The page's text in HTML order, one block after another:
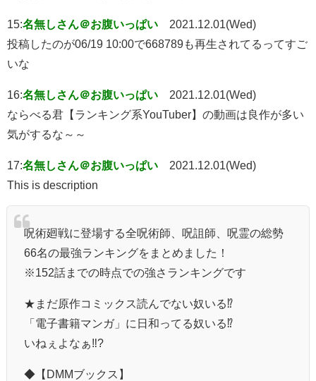
15:名無しさん＠お腹いっぱい
2021.12.01(Wed)
投稿したのが06/19 10:00で668789も再生されてるってすご
いな
16:名無しさん＠お腹いっぱい
2021.12.01(Wed)
ならべる君【ランキング系YouTuber】の動画は良作が多い
気がするな～～
17:名無しさん＠お腹いっぱい
2021.12.01(Wed)
This is description
呪術廻戦に登場する全呪術師、呪詛師、呪霊の総勢
66名の最強ランキングをまとめました！
※152話までの時点での強さランキングです
★まだ原作コミックス読んでない奴いる⁉
「電子書籍マンガ」に日和ってる奴いる⁉
いねぇよなぁ‼?
◆【DMMブックス】